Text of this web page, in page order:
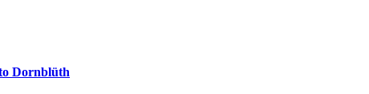
Dornblüth